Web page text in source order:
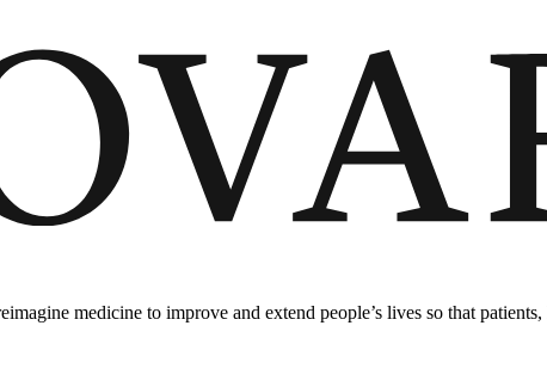
medicine to improve and extend people’s lives so that